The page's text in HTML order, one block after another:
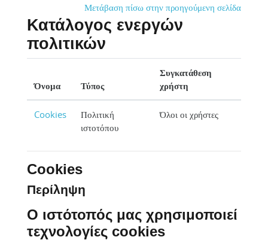
Μετάβαση στο κεντρικό περιεχόμενοΜετάβαση πίσω στην προηγούμενη σελίδα
Κατάλογος ενεργών
πολιτικών
Όνομα Τύπος
Συγκατάθεση
χρήστη
Cookies
Πολιτική
ιστοτόπου
Όλοι οι χρήστες
Cookies
Περίληψη
Ο ιστότοπός μας χρησιμοποιεί
τεχνολογίες cookies